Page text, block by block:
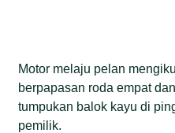
Motor melaju pelan
berpapasan roda empat
tumpukan balok kayu di
pemilik.